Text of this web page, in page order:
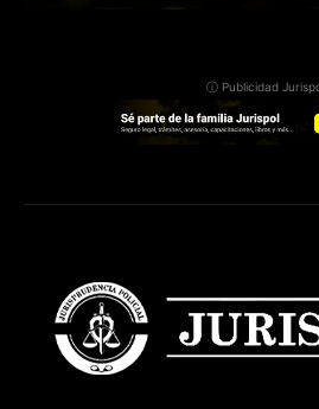
ⓘ Publicidad